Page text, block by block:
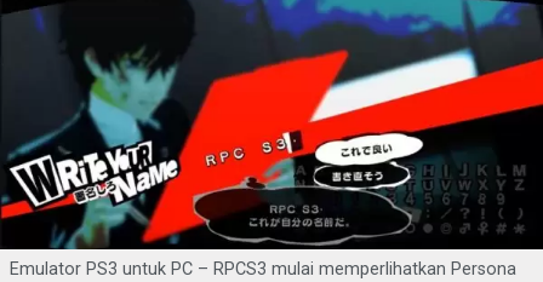
Emulator PS3 untuk PC – RPCS3 mulai memperlihatkan Persona